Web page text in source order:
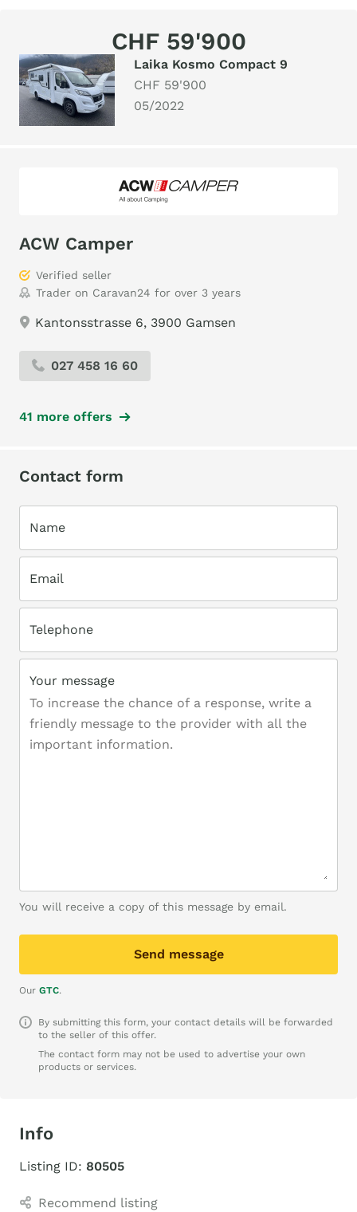
CHF 59'900
Laika Kosmo Compact 9
CHF 59'900
05/2022
ACW Camper
Verified seller
Trader on Caravan24 for over 3 years
Kantonsstrasse 6, 3900 Gamsen
027 458 16 60
41 more offers
Contact form
Name
Email
Telephone
Your message
You will receive a copy of this message by email.
Send message
Our GTC.
By submitting this form, your contact details will be forwarded
to the seller of this offer.
The contact form may not be used to advertise your own
products or services.
Info
Listing ID: 80505
Recommend listing